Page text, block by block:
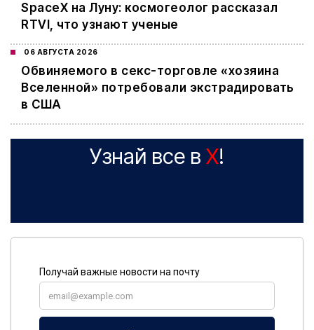
SpaceX на Луну: космогеолог рассказал
RTVI, что узнают ученые
06 АВГУСТА 2026
Обвиняемого в секс-торговле «хозяина
Вселенной» потребовали экстрадировать
в США
Узнай все в X!